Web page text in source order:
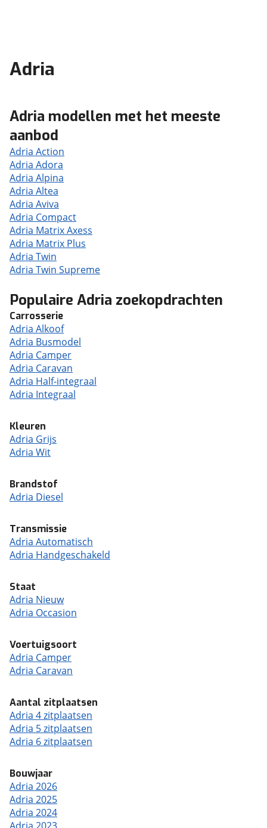
Adria
Adria modellen met het meeste
aanbod
Adria Action
Adria Adora
Adria Alpina
Adria Altea
Adria Aviva
Adria Compact
Adria Matrix Axess
Adria Matrix Plus
Adria Twin
Adria Twin Supreme
Populaire Adria zoekopdrachten
Carrosserie
Adria Alkoof
Adria Busmodel
Adria Camper
Adria Caravan
Adria Half-integraal
Adria Integraal
Kleuren
Adria Grijs
Adria Wit
Brandstof
Adria Diesel
Transmissie
Adria Automatisch
Adria Handgeschakeld
Staat
Adria Nieuw
Adria Occasion
Voertuigsoort
Adria Camper
Adria Caravan
Aantal zitplaatsen
Adria 4 zitplaatsen
Adria 5 zitplaatsen
Adria 6 zitplaatsen
Bouwjaar
Adria 2026
Adria 2025
Adria 2024